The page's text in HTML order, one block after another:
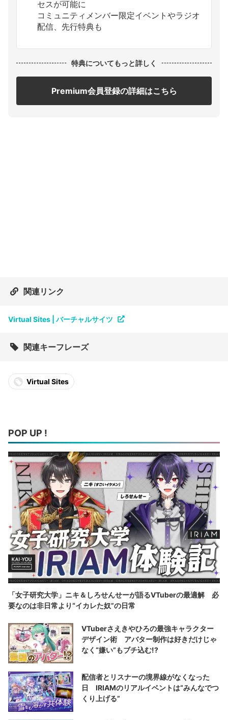
セスが可能に
コミュニティメンバー限定イベントやラジオ
配信、先行特典も
特典についてもっと詳しく
Premium会員登録の詳細はこちら
関連リンク
Virtual Sites | バーチャルサイツ
関連キーフレーズ
Virtual Sites
POP UP !
「女子研究大学」ニキ＆しろせんせーが語るVTuberの最適解 必
要なのは非日常より“イカレた奴”の日常
VTuberさえきやひろの最強キャラクター
デザイン術 アバター制作は好きだけじゃ
なく“嫌い”もブチ込む!?
配信者とリスナーの境界線がなくなった
日 IRIAMのリアルイベントは“みんなでつ
くり上げる”